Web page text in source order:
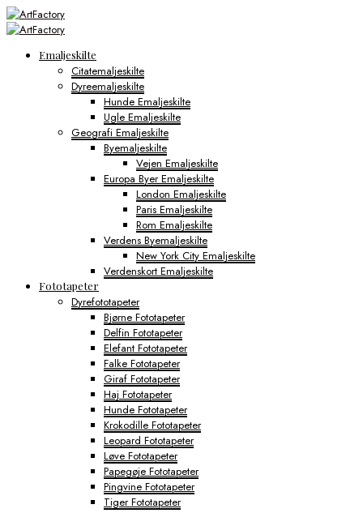
Emaljeskilte
Citatemaljeskilte
Dyreemaljeskilte
Hunde Emaljeskilte
Ugle Emaljeskilte
Geografi Emaljeskilte
Byemaljeskilte
Vejen Emaljeskilte
Europa Byer Emaljeskilte
London Emaljeskilte
Paris Emaljeskilte
Rom Emaljeskilte
Verdens Byemaljeskilte
New York City Emaljeskilte
Verdenskort Emaljeskilte
Fototapeter
Dyrefototapeter
Bjørne Fototapeter
Delfin Fototapeter
Elefant Fototapeter
Falke Fototapeter
Giraf Fototapeter
Haj Fototapeter
Hunde Fototapeter
Krokodille Fototapeter
Leopard Fototapeter
Løve Fototapeter
Papegøje Fototapeter
Pingvine Fototapeter
Tiger Fototapeter